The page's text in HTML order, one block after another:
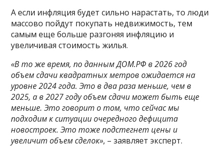
А если инфляция будет сильно нарастать, то люди
массово пойдут покупать недвижимость, тем
самым еще больше разгоняя инфляцию и
увеличивая стоимость жилья.
«В то же время, по данным ДОМ.РФ в 2026 год
объем сдачи квадратных метров ожидается на
уровне 2024 года. Это в два раза меньше, чем в
2025, а в 2027 году объем сдачи может быть еще
меньше. Это говорит о том, что сейчас мы
подходим к ситуации очередного дефицита
новостроек. Это тоже подстегнет цены и
увеличит объем сделок», – заявляет эксперт.